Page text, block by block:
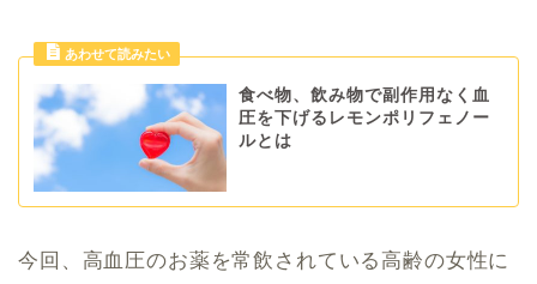
食べ物、飲み物で副作用なく血
圧を下げるレモンポリフェノー
ルとは
今回、高血圧のお薬を常飲されている高齢の女性に